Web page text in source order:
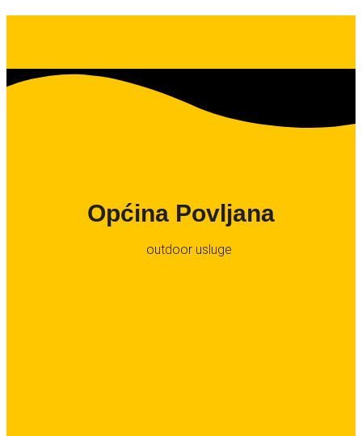
Općina Povljana
outdoor usluge